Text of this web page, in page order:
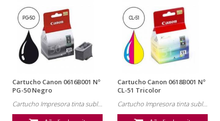
Cartucho Canon 0616B001 Nº
PG-50 Negro
Cartucho Impresora tinta sublimación Canon , referencia: 0616B001, MX310
Cartucho Canon 0618B001 Nº
CL-51 Tricolor
Cartucho Impresora tinta sublimación Canon , referencia: 0618B001, MX310